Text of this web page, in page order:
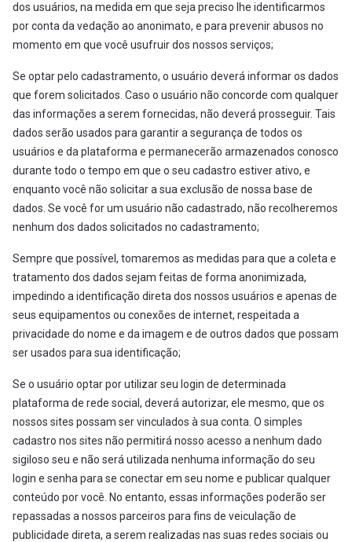
dos usuários, na medida em que seja preciso lhe identificarmos
por conta da vedação ao anonimato, e para prevenir abusos no
momento em que você usufruir dos nossos serviços;
Se optar pelo cadastramento, o usuário deverá informar os dados
que forem solicitados. Caso o usuário não concorde com qualquer
das informações a serem fornecidas, não deverá prosseguir. Tais
dados serão usados para garantir a segurança de todos os
usuários e da plataforma e permanecerão armazenados conosco
durante todo o tempo em que o seu cadastro estiver ativo, e
enquanto você não solicitar a sua exclusão de nossa base de
dados. Se você for um usuário não cadastrado, não recolheremos
nenhum dos dados solicitados no cadastramento;
Sempre que possível, tomaremos as medidas para que a coleta e
tratamento dos dados sejam feitas de forma anonimizada,
impedindo a identificação direta dos nossos usuários e apenas de
seus equipamentos ou conexões de internet, respeitada a
privacidade do nome e da imagem e de outros dados que possam
ser usados para sua identificação;
Se o usuário optar por utilizar seu login de determinada
plataforma de rede social, deverá autorizar, ele mesmo, que os
nossos sites possam ser vinculados à sua conta. O simples
cadastro nos sites não permitirá nosso acesso a nenhum dado
sigiloso seu e não será utilizada nenhuma informação do seu
login e senha para se conectar em seu nome e publicar qualquer
conteúdo por você. No entanto, essas informações poderão ser
repassadas a nossos parceiros para fins de veiculação de
publicidade direta, a serem realizadas nas suas redes sociais ou